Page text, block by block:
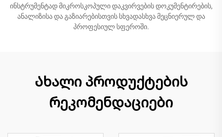
ინსტრუმენტად მიკროსკოპული დაკვირვების დოკუმენტირების,
ანალიზისა და გაზიარებისთვის სხვადასხვა მეცნიერულ და
პროფესიულ სფეროში.
Ახალი პროდუქტების
რეკომენდაციები